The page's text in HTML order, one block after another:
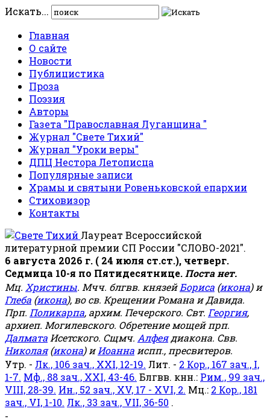
Искать...
Главная
О сайте
Новости
Публицистика
Проза
Поэзия
Авторы
Газета "Православная Луганщина "
Журнал "Свете Тихий"
Журнал "Уроки веры"
ДПЦ Нестора Летописца
Популярные записи
Храмы и святыни Ровеньковской епархии
Стиховизор
Контакты
Лауреат Всероссийской
литературной премии СП России "СЛОВО-2021".
6 августа 2026 г. ( 24 июля ст.ст.), четверг.
Седмица 10-я по Пятидесятнице. Поста нет.
Мц. Христины. Мчч. блгвв. князейБориса (икона) и
Глеба (икона), во св. Крещении Романа и Давида.
Прп. Поликарпа, архим. Печерского. Свт. Георгия,
архиеп. Могилевского. Обретение мощей прп.
Далмата Исетского. Сщмч. Алфеядиакона. Свв.
Николая(икона) иИоанна испп., пресвитеров.
Утр. - Лк., 106 зач., XXI, 12-19. Лит. - 2 Кор., 167 зач., I,
1-7. Мф., 88 зач., XXI, 43-46. Блгвв. кнн.: Рим., 99 зач.,
VIII, 28-39. Ин., 52 зач., XV, 17 - XVI, 2. Мц.: 2 Кор., 181
зач., VI, 1-10. Лк., 33 зач., VII, 36-50 .
-